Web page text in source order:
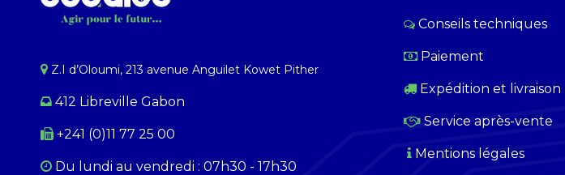
Z.I d’Oloumi, 213 avenue Anguilet Kowet Pither​
412 Libreville Gabon
+241 (0)11 77 25 00
Du lundi au ​​vendredi : 07h30 - 17h30
Conseils techniques
​ Paiement
Expédition et livraison
Service après-vente
Mentions légales